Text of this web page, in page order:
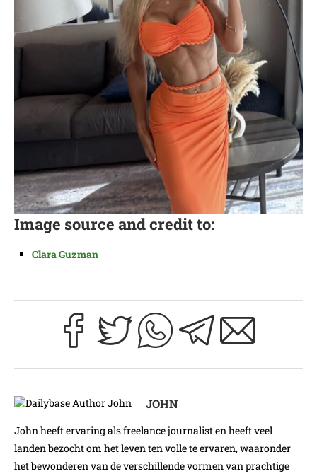
Image source and credit to:
Clara Guzman
JOHN
John heeft ervaring als freelance journalist en heeft veel
landen bezocht om het leven ten volle te ervaren, waaronder
het bewonderen van de verschillende vormen van prachtige